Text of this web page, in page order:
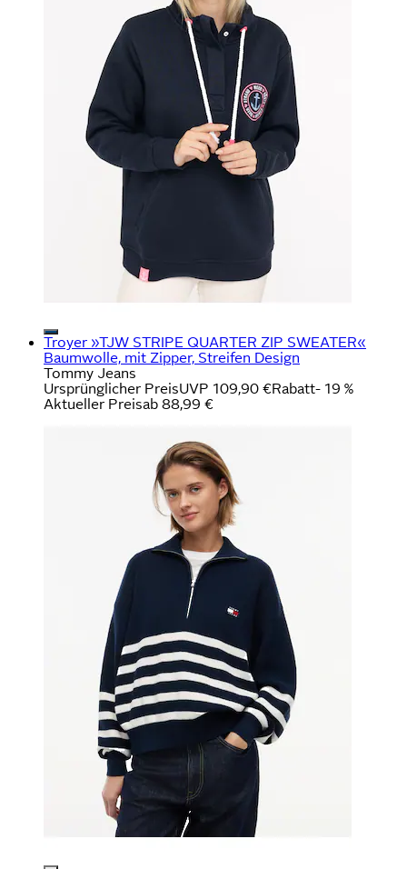
Troyer »TJW STRIPE QUARTER ZIP SWEATER«
Baumwolle, mit Zipper, Streifen Design
Tommy Jeans
Ursprünglicher PreisUVP 109,90 €Rabatt- 19 %
Aktueller Preisab 88,99 €